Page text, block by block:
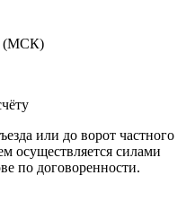
(МСК)
или до ворот частного
осуществляется силами
по договоренности.